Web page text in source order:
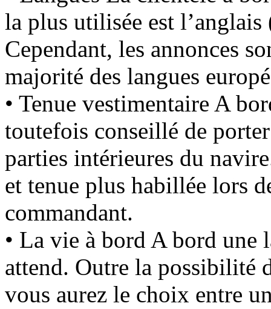
la plus utilisée est
Cependant, les annonces
majorité des langues
• Tenue vestimentaire A
toutefois conseillé de
parties intérieures du
et tenue plus habillée lors
commandant.
• La vie à bord A bord une
attend. Outre la possibilité
vous aurez le choix entre